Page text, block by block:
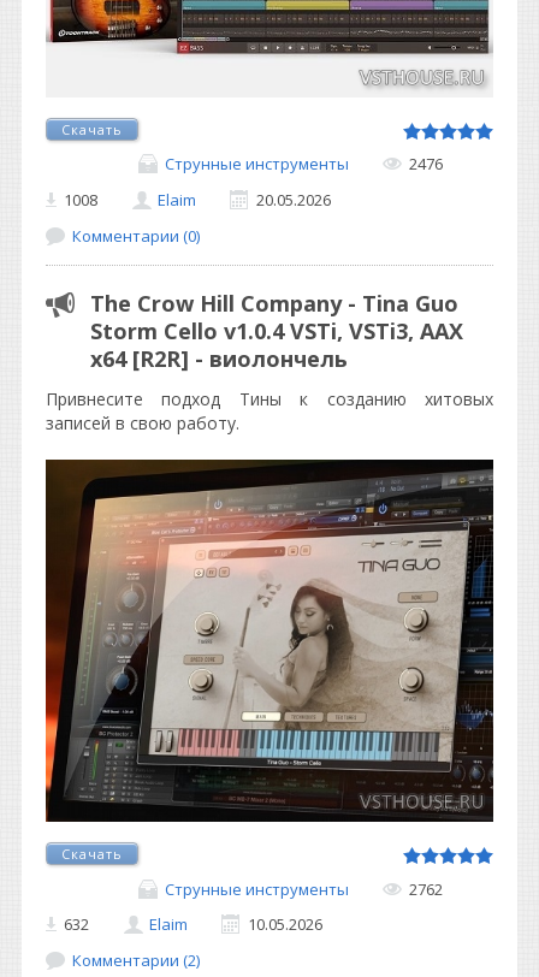
Скачать
Струнные инструменты
2476
1008
Elaim
20.05.2026
Комментарии (0)
The Crow Hill Company - Tina Guo
Storm Cello v1.0.4 VSTi, VSTi3, AAX
x64 [R2R] - виолончель
Привнесите подход Тины к созданию хитовых
записей в свою работу.
Скачать
Струнные инструменты
2762
632
Elaim
10.05.2026
Комментарии (2)